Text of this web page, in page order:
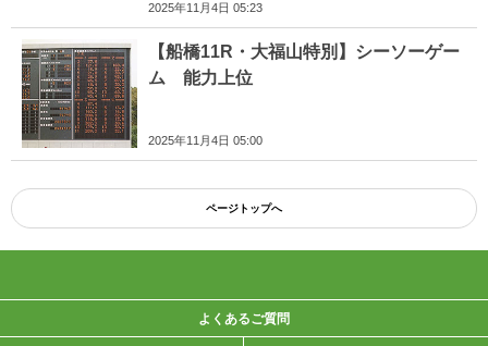
2025年11月4日 05:23
【船橋11R・大福山特別】シーソーゲー
ム 能力上位
2025年11月4日 05:00
ページトップへ
よくあるご質問